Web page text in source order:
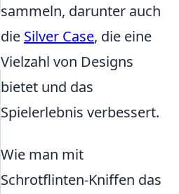
sammeln, darunter auch
die Silver Case, die eine
Vielzahl von Designs
bietet und das
Spielerlebnis verbessert.
Wie man mit
Schrotflinten-Kniffen das